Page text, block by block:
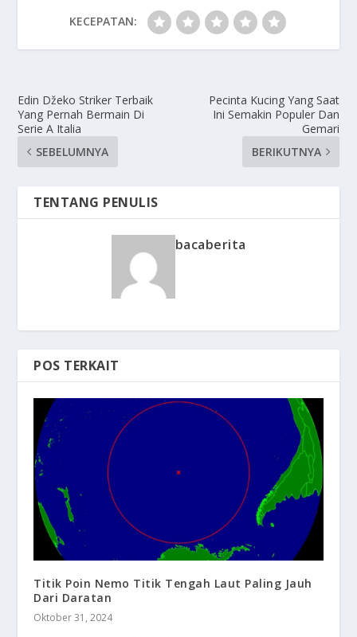
KECEPATAN:
Edin Džeko Striker Terbaik
Yang Pernah Bermain Di
Serie A Italia
SEBELUMNYA
Pecinta Kucing Yang Saat
Ini Semakin Populer Dan
Gemari
BERIKUTNYA
TENTANG PENULIS
bacaberita
POS TERKAIT
Titik Poin Nemo Titik Tengah Laut Paling Jauh
Dari Daratan
Oktober 31, 2024